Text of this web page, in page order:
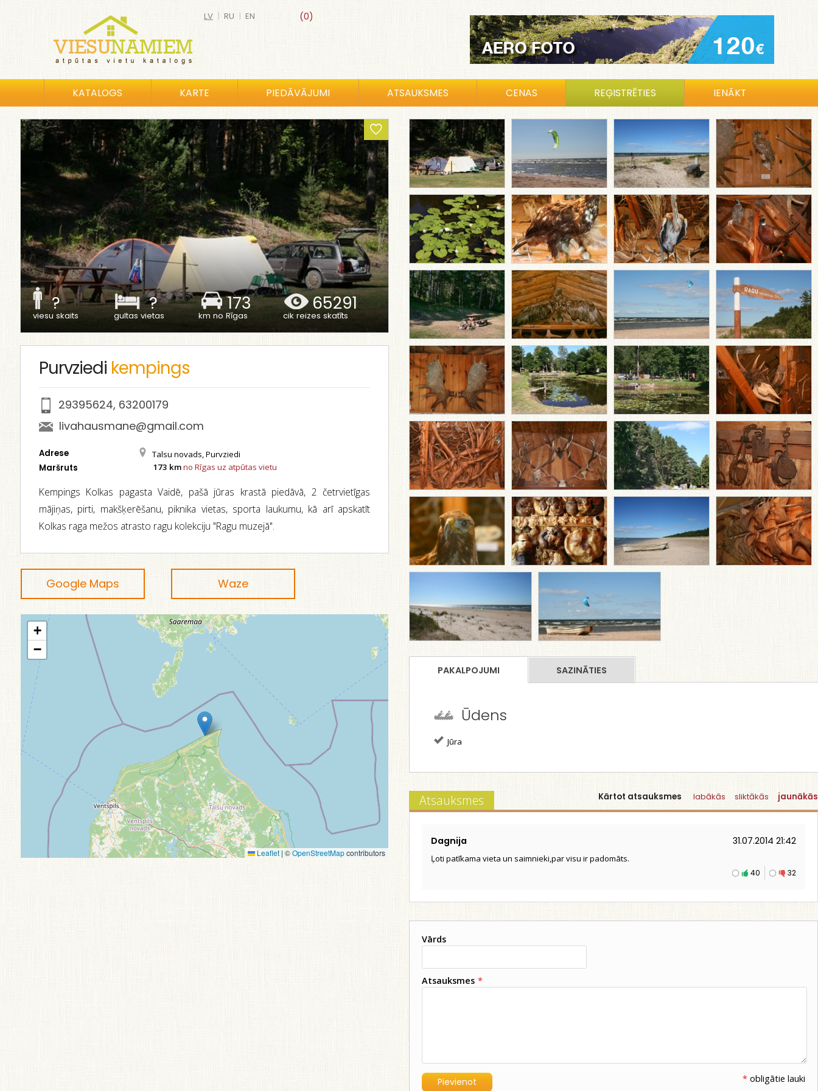
(0)
LV | RU | EN
KATALOGS KARTE PIEDĀVĀJUMI ATSAUKSMES CENAS REĢISTRĒTIES IENĀKT
?
viesu skaits
?
gultas vietas
173
km no Rīgas
65291
cik reizes skatīts
Purvziedi kempings
29395624, 63200179
livahausmane@gmail.com
Adrese Talsu novads, Purvziedi
Maršruts 173 kmno Rīgas uz atpūtas vietu
Kempings Kolkas pagasta Vaidē, pašā jūras krastā piedāvā, 2 četrvietīgas
mājiņas, pirti, makšķerēšanu, piknika vietas, sporta laukumu, kā arī apskatīt
Kolkas raga mežos atrasto ragu kolekciju "Ragu muzejā".
Google Maps Waze
+
−
Leaflet | ©OpenStreetMapcontributors
PAKALPOJUMI SAZINĀTIES
Ūdens
Jūra
Kārtot atsauksmes labākās sliktākās jaunākās
Atsauksmes
Dagnija 31.07.2014 21:42
Ļoti patīkama vieta un saimnieki,par visu ir padomāts.
32
40
Vārds
Atsauksmes *
* obligātie lauki